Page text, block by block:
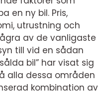
en ny bil. Pris,
utrustning och
av de vanligaste
till vid en sådan
bil” har visat sig
alla dessa områden
kombination av